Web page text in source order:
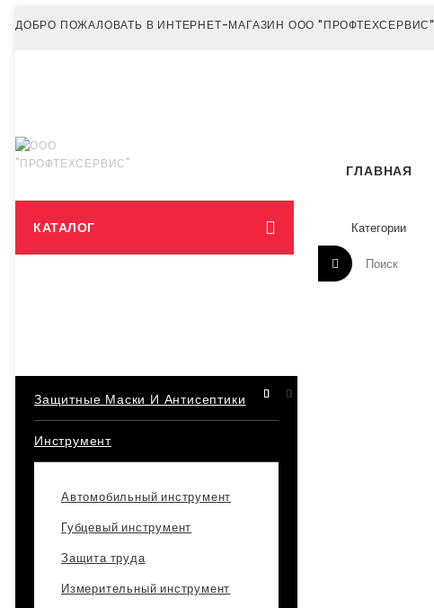
ДОБРО ПОЖАЛОВАТЬ В ИНТЕРНЕТ-МАГАЗИН ООО "ПРОФТЕХСЕРВИС"
ГЛАВНАЯ
КАТАЛОГ
Защитные Маски И Антисептики
Инструмент
Автомобильный инструмент
Губцевый инструмент
Защита труда
Измерительный инструмент